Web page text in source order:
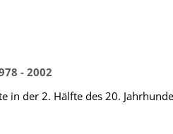
- 2002
in der 2. Hälfte des 20.